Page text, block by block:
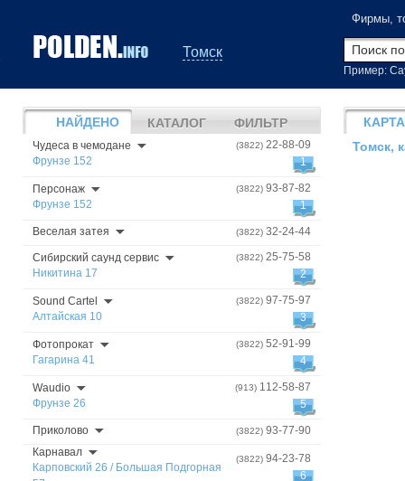
Томск
Фирмы,
Пример:
НАЙДЕНО КАТАЛОГ ФИЛЬТР
Чудеса в чемодане
Фрунзе 152
(3822) 22-88-09
1
Персонаж
Фрунзе 152
(3822) 93-87-82
1
Веселая затея (3822) 32-24-44
Сибирский саунд сервис
Никитина 17
(3822) 25-75-58
2
Sound Cartel
Алтайская 10
(3822) 97-75-97
3
Фотопрокат
Гагарина 41
(3822) 52-91-99
4
Waudio
Фрунзе 26
(913) 112-58-87
5
Приколово (3822) 93-77-90
Карнавал
Карповский 26 / Большая Подгорная
(3822) 94-23-78
6
КАРТА
Томск,